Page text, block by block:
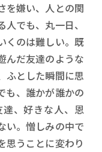
を嫌い、人との関
でも、丸一日、
くのは難しい。既
んだ友達のような
ふとした瞬間に思
も、誰かが誰かの
、好きな人、恩
い。憎しみの中で
思うことに変わり